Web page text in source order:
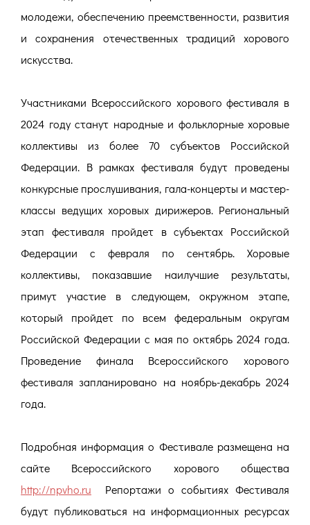
молодежи, обеспечению преемственности, развития
и сохранения отечественных традиций хорового
искусства.
Участниками Всероссийского хорового фестиваля в
2024 году станут народные и фольклорные хоровые
коллективы из более 70 субъектов Российской
Федерации. В рамках фестиваля будут проведены
конкурсные прослушивания, гала-концерты и мастер-
классы ведущих хоровых дирижеров. Региональный
этап фестиваля пройдет в субъектах Российской
Федерации с февраля по сентябрь. Хоровые
коллективы, показавшие наилучшие результаты,
примут участие в следующем, окружном этапе,
который пройдет по всем федеральным округам
Российской Федерации с мая по октябрь 2024 года.
Проведение финала Всероссийского хорового
фестиваля запланировано на ноябрь-декабрь 2024
года.
Подробная информация о Фестивале размещена на
сайте Всероссийского хорового общества
http://npvho.ru Репортажи о событиях Фестиваля
будут публиковаться на информационных ресурсах